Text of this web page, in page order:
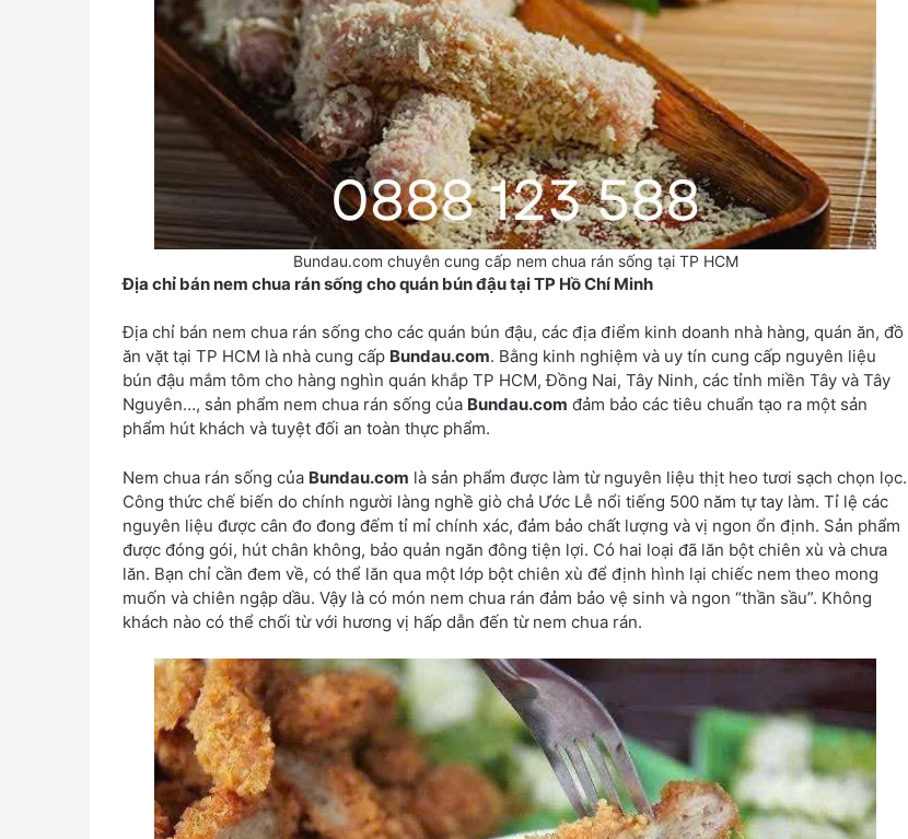
Bundau.com chuyên cung cấp nem chua rán sống tại TP HCM
Địa chỉ bán nem chua rán sống cho quán bún đậu tại TP Hồ Chí Minh
Địa chỉ bán nem chua rán sống cho các quán bún đậu, các địa điểm kinh doanh nhà hàng, quán ăn, đồ
ăn vặt tại TP HCM là nhà cung cấp Bundau.com. Bằng kinh nghiệm và uy tín cung cấp nguyên liệu
bún đậu mắm tôm cho hàng nghìn quán khắp TP HCM, Đồng Nai, Tây Ninh, các tỉnh miền Tây và Tây
Nguyên…, sản phẩm nem chua rán sống của Bundau.com đảm bảo các tiêu chuẩn tạo ra một sản
phẩm hút khách và tuyệt đối an toàn thực phẩm.
Nem chua rán sống của Bundau.com là sản phẩm được làm từ nguyên liệu thịt heo tươi sạch chọn lọc.
Công thức chế biến do chính người làng nghề giò chả Ước Lễ nổi tiếng 500 năm tự tay làm. Tỉ lệ các
nguyên liệu được cân đo đong đếm tỉ mỉ chính xác, đảm bảo chất lượng và vị ngon ổn định. Sản phẩm
được đóng gói, hút chân không, bảo quản ngăn đông tiện lợi. Có hai loại đã lăn bột chiên xù và chưa
lăn. Bạn chỉ cần đem về, có thể lăn qua một lớp bột chiên xù để định hình lại chiếc nem theo mong
muốn và chiên ngập dầu. Vậy là có món nem chua rán đảm bảo vệ sinh và ngon “thần sầu”. Không
khách nào có thể chối từ với hương vị hấp dẫn đến từ nem chua rán.